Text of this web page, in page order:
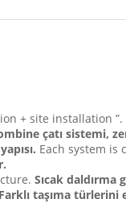
+ site installation ”.
çatı sistemi,
Each system
Sıcak daldırma
Farklı taşıma türlerini